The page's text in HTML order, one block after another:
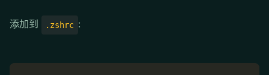
添加到 .zshrc :